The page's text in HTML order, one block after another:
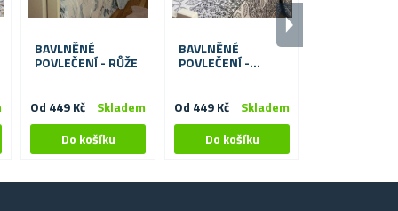
BAVLNĚNÉ
POVLEČENÍ - RŮŽE
Od 449 Kč Skladem
BAVLNĚNÉ
POVLEČENÍ -
Od 449 Kč
Skladem